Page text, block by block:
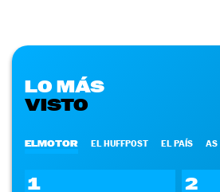
LO MÁS
VISTO
ELMOTOR EL HUFFPOST EL PAÍS AS
1 2